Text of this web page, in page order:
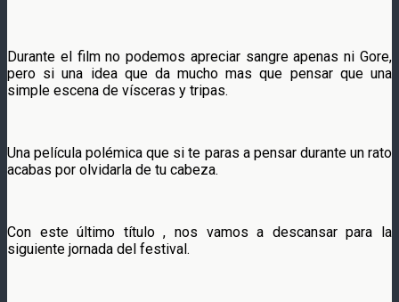
Durante el film no podemos apreciar sangre apenas ni Gore,
pero si una idea que da mucho mas que pensar que una
simple escena de vísceras y tripas.
Una película polémica que si te paras a pensar durante un rato
acabas por olvidarla de tu cabeza.
Con este último título , nos vamos a descansar para la
siguiente jornada del festival.